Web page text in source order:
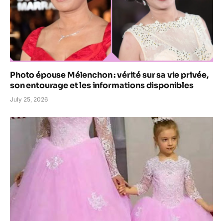
Photo épouse Mélenchon : vérité sur sa vie privée,
son entourage et les informations disponibles
July 25, 2026